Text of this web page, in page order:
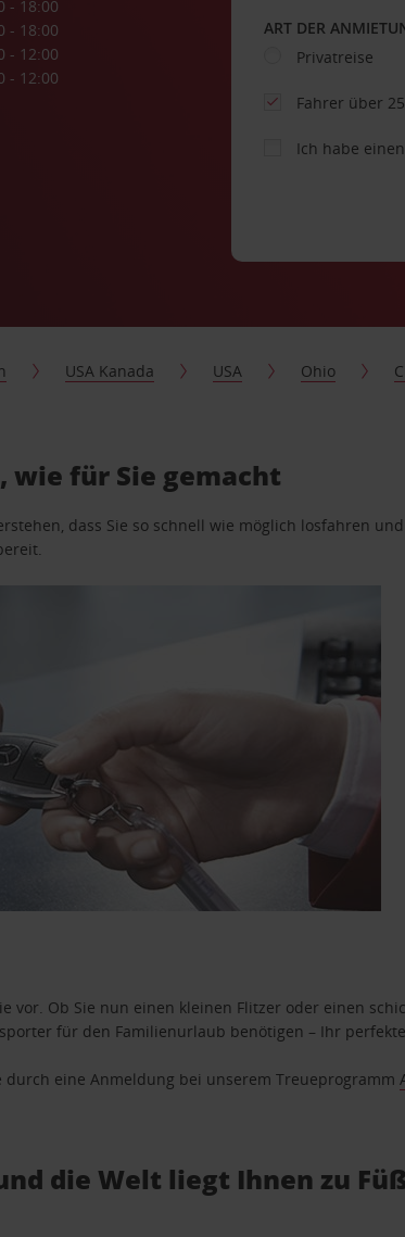
- 18:00
- 18:00
- 12:00
- 12:00
ART DER
Privatreise
Fahrer über 25
Ich habe
USA Kanada USA Ohio
für Sie gemacht
dass Sie so schnell wie möglich losfahren
Ob Sie nun einen kleinen Flitzer oder einen
für den Familienurlaub benötigen – Ihr
durch eine Anmeldung bei unserem Treueprogramm
die Welt liegt Ihnen zu